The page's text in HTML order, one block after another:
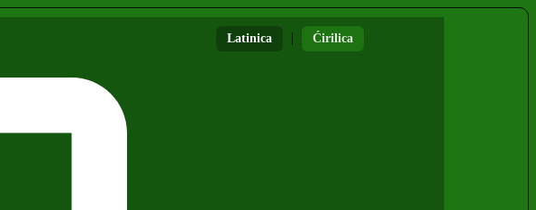
Latinica | Ćirilica